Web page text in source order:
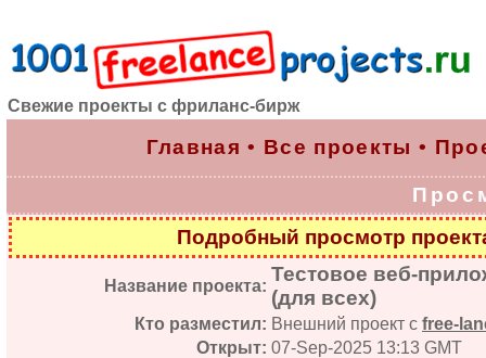
Свежие проекты с фриланс-бирж
Главная • Все проекты •
Подробный просмотр
Название проекта:
Тестовое веб-
(для всех)
Кто разместил: Внешний проект с free-
Открыт: 07-Sep-2025 13:13 GMT